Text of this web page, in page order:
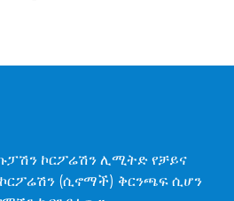
ኮርፖሬሽን ሊሚትድ የቻይና
(ሲኖማች) ቅርንጫፍ ሲሆን